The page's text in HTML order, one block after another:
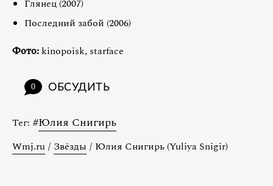
Глянец (2007)
Последний забой (2006)
Фото: kinopoisk, starface
0 ОБСУДИТЬ
Тег: #Юлия Снигирь
Wmj.ru / Звёзды / Юлия Снигирь (Yuliya Snigir)